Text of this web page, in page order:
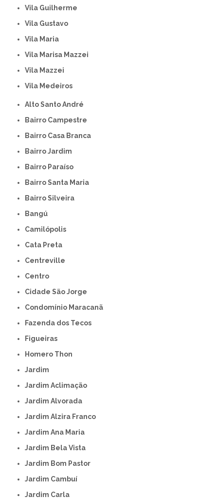
Vila Guilherme
Vila Gustavo
Vila Maria
Vila Marisa Mazzei
Vila Mazzei
Vila Medeiros
Alto Santo André
Bairro Campestre
Bairro Casa Branca
Bairro Jardim
Bairro Paraíso
Bairro Santa Maria
Bairro Silveira
Bangú
Camilópolis
Cata Preta
Centreville
Centro
Cidade São Jorge
Condomínio Maracanã
Fazenda dos Tecos
Figueiras
Homero Thon
Jardim
Jardim Aclimação
Jardim Alvorada
Jardim Alzira Franco
Jardim Ana Maria
Jardim Bela Vista
Jardim Bom Pastor
Jardim Cambuí
Jardim Carla